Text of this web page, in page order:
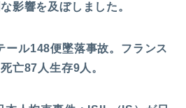
影響を及ぼしました。
ール148便墜落事故。フランス
亡87人生存9人。